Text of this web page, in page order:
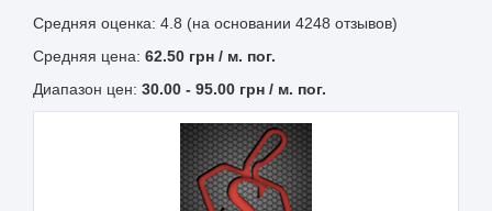
Средняя оценка: 4.8 (на основании 4248 отзывов)
Средняя цена: 62.50 грн / м. пог.
Диапазон цен: 30.00 - 95.00 грн / м. пог.